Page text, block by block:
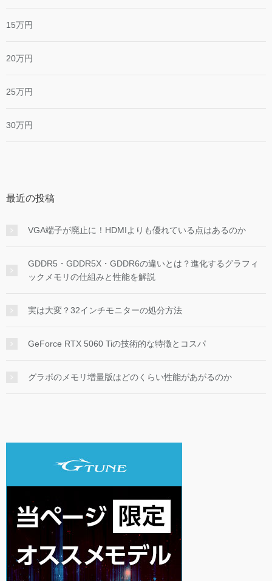
15万円
20万円
25万円
30万円
最近の投稿
VGA端子が廃止に！HDMIよりも優れている点はあるのか
GDDR5・GDDR5X・GDDR6の違いとは？進化するグラフィ
ックメモリの仕組みと性能を解説
実は大変？32インチモニターの処分方法
GeForce RTX 5060 Tiの技術的な特徴とコスパ
グラボのメモリ増量版はどのくらい性能があがるのか